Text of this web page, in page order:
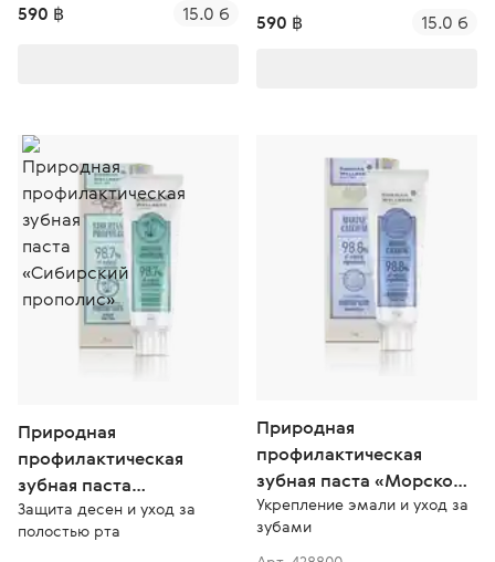
590 ฿ 15.0 б 590 ฿ 15.0 б
Природная
профилактическая
зубная паста
«Сибирский прополис»
Защита десен и уход за
полостью рта
Природная
профилактическая
зубная паста «Морской
кальций»
Укрепление эмали и уход за
зубами